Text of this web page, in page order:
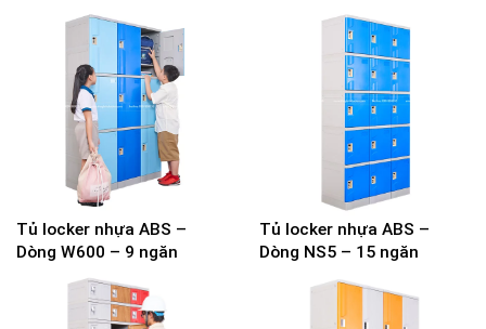
Tủ locker nhựa ABS –
Dòng W600 – 9 ngăn
Tủ locker nhựa ABS –
Dòng NS5 – 15 ngăn